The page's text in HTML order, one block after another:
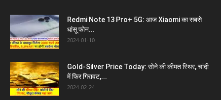
Redmi Note 13 Pro+ 5G: आज Xiaomi का सबसे
धांसू फोन...
2024-01-10
Gold-Silver Price Today: सोने की कीमत स्थिर, चांदी
में फिर गिरावट,...
2024-02-24